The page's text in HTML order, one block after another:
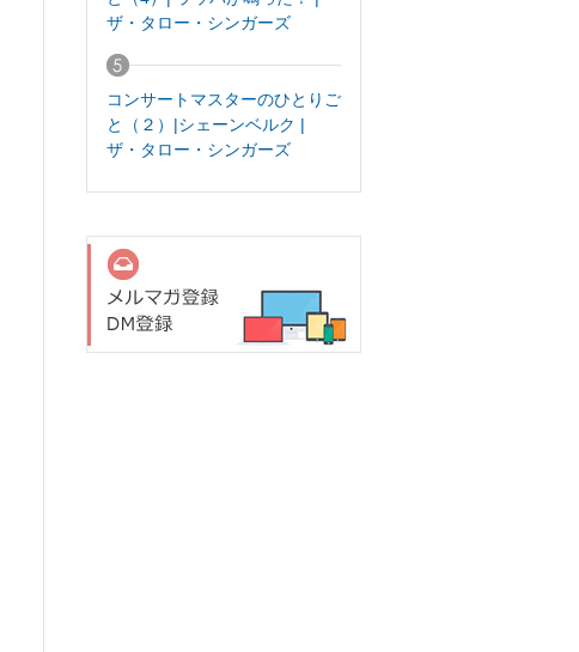
ザ・タロー・シンガーズ
コンサートマスターのひとりご
と（２）|シェーンベルク |
ザ・タロー・シンガーズ